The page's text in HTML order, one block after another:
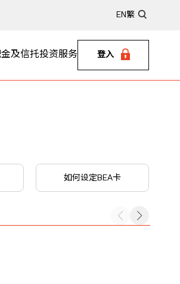
EN 繁
及信托投资服务 登入
如何设定BEA卡